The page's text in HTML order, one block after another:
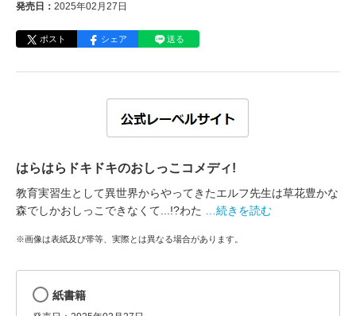
発売日： 2025年02月27日
ポスト シェア 送る
はらはらドキドキのおしっこコメディ!
教育実習生として異世界からやってきたエルフ先生は草花豊かな
森でしかおしっこできなくて...!?わた
…続きを読む
※画像は表紙及び帯等、実際とは異なる場合があります。
紙書籍